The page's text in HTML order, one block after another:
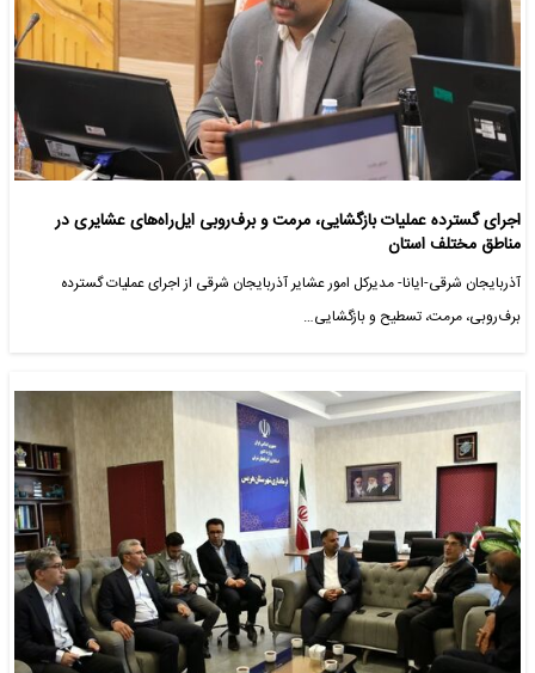
اجرای گسترده عملیات بازگشایی، مرمت و برف‌روبی ایل‌راه‌های عشایری در
مناطق مختلف استان
آذربایجان شرقی-ایانا- مدیرکل امور عشایر آذربایجان شرقی از اجرای عملیات گسترده
برف‌روبی، مرمت، تسطیح و بازگشایی…